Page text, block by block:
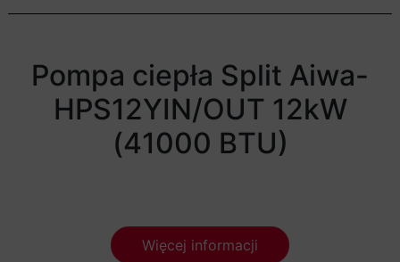
Pompa ciepła Split Aiwa-
HPS12YIN/OUT 12kW
(41000 BTU)
Więcej informacji